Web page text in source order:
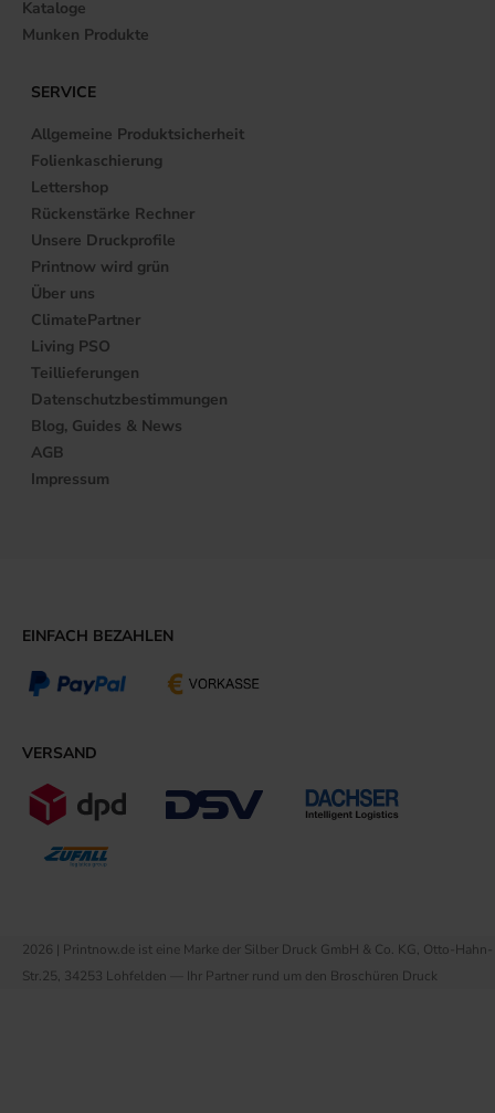
Kataloge
Munken Produkte
SERVICE
Allgemeine Produktsicherheit
Folienkaschierung
Lettershop
Rückenstärke Rechner
Unsere Druckprofile
Printnow wird grün
Über uns
ClimatePartner
Living PSO
Teillieferungen
Datenschutzbestimmungen
Blog, Guides & News
AGB
Impressum
EINFACH BEZAHLEN
VERSAND
2026 | Printnow.de ist eine Marke der Silber Druck GmbH & Co. KG, Otto-Hahn-
Str.25, 34253 Lohfelden — Ihr Partner rund um den Broschüren Druck